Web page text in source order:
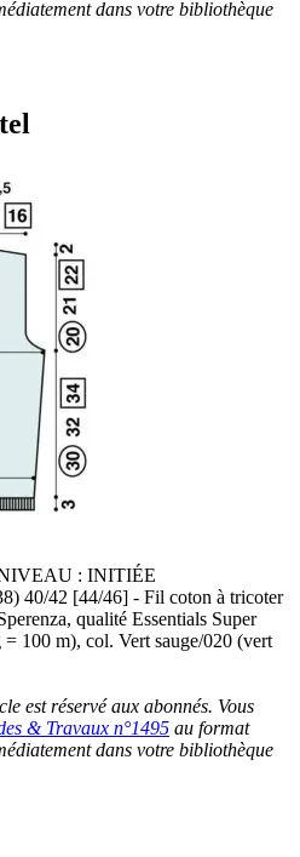
dans votre bibliothèque
: INITIÉE
40/42 [44/46] - Fil coton à tricoter
qualité Essentials Super
100 m), col. Vert sauge/020 (vert
est réservé aux abonnés. Vous
& Travaux n°1495 au format
dans votre bibliothèque